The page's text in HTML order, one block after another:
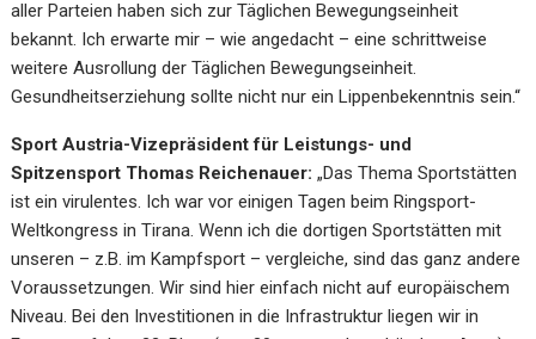
aller Parteien haben sich zur Täglichen Bewegungseinheit
bekannt. Ich erwarte mir – wie angedacht – eine schrittweise
weitere Ausrollung der Täglichen Bewegungseinheit.
Gesundheitserziehung sollte nicht nur ein Lippenbekenntnis sein.“
Sport Austria-Vizepräsident für Leistungs- und
Spitzensport Thomas Reichenauer: „Das Thema Sportstätten
ist ein virulentes. Ich war vor einigen Tagen beim Ringsport-
Weltkongress in Tirana. Wenn ich die dortigen Sportstätten mit
unseren – z.B. im Kampfsport – vergleiche, sind das ganz andere
Voraussetzungen. Wir sind hier einfach nicht auf europäischem
Niveau. Bei den Investitionen in die Infrastruktur liegen wir in